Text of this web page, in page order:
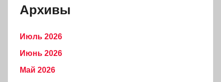
Архивы
Июль 2026
Июнь 2026
Май 2026